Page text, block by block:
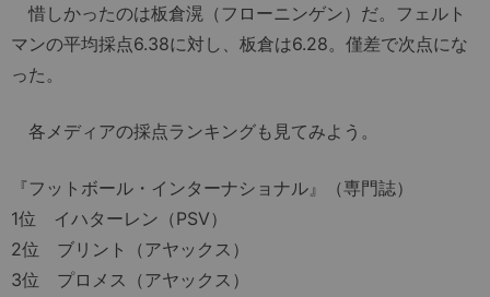
惜しかったのは板倉滉（フローニンゲン）だ。フェルト
マンの平均採点6.38に対し、板倉は6.28。僅差で次点にな
った。
各メディアの採点ランキングも見てみよう。
『フットボール・インターナショナル』（専門誌）
1位 イハターレン（PSV）
2位 ブリント（アヤックス）
3位 プロメス（アヤックス）